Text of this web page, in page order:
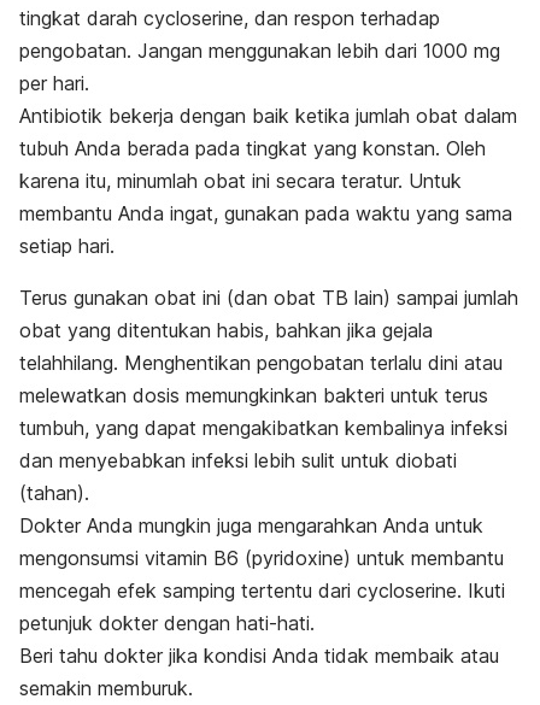
tingkat darah cycloserine, dan respon terhadap
pengobatan. Jangan menggunakan lebih dari 1000 mg
per hari.
Antibiotik bekerja dengan baik ketika jumlah obat dalam
tubuh Anda berada pada tingkat yang konstan. Oleh
karena itu, minumlah obat ini secara teratur. Untuk
membantu Anda ingat, gunakan pada waktu yang sama
setiap hari.
Terus gunakan obat ini (dan obat TB lain) sampai jumlah
obat yang ditentukan habis, bahkan jika gejala
telahhilang. Menghentikan pengobatan terlalu dini atau
melewatkan dosis memungkinkan bakteri untuk terus
tumbuh, yang dapat mengakibatkan kembalinya infeksi
dan menyebabkan infeksi lebih sulit untuk diobati
(tahan).
Dokter Anda mungkin juga mengarahkan Anda untuk
mengonsumsi vitamin B6 (pyridoxine) untuk membantu
mencegah efek samping tertentu dari cycloserine. Ikuti
petunjuk dokter dengan hati-hati.
Beri tahu dokter jika kondisi Anda tidak membaik atau
semakin memburuk.